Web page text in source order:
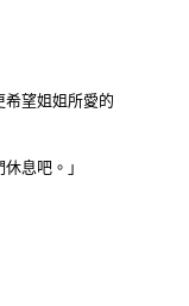
望姐姐所愛的
息吧。」